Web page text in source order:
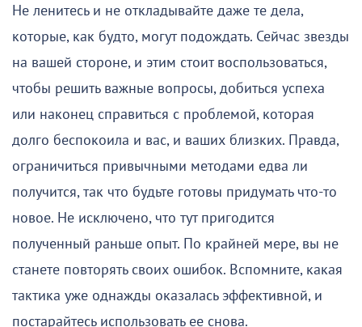
Не ленитесь и не откладывайте даже те дела,
которые, как будто, могут подождать. Сейчас звезды
на вашей стороне, и этим стоит воспользоваться,
чтобы решить важные вопросы, добиться успеха
или наконец справиться с проблемой, которая
долго беспокоила и вас, и ваших близких. Правда,
ограничиться привычными методами едва ли
получится, так что будьте готовы придумать что-то
новое. Не исключено, что тут пригодится
полученный раньше опыт. По крайней мере, вы не
станете повторять своих ошибок. Вспомните, какая
тактика уже однажды оказалась эффективной, и
постарайтесь использовать ее снова.